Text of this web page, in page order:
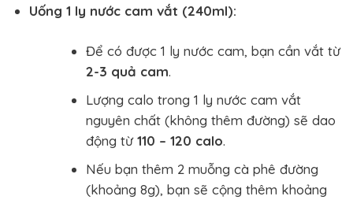
Uống 1 ly nước cam vắt (240ml):
Để có được 1 ly nước cam, bạn cần vắt từ
2-3 quả cam.
Lượng calo trong 1 ly nước cam vắt
nguyên chất (không thêm đường) sẽ dao
động từ110 – 120 calo.
Nếu bạn thêm 2 muỗng cà phê đường
(khoảng 8g), bạn sẽ cộng thêm khoảng